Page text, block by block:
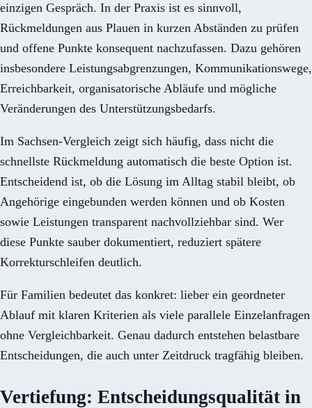
einzigen Gespräch. In der Praxis ist es sinnvoll,
Rückmeldungen aus Plauen in kurzen Abständen zu prüfen
und offene Punkte konsequent nachzufassen. Dazu gehören
insbesondere Leistungsabgrenzungen, Kommunikationswege,
Erreichbarkeit, organisatorische Abläufe und mögliche
Veränderungen des Unterstützungsbedarfs.
Im Sachsen-Vergleich zeigt sich häufig, dass nicht die
schnellste Rückmeldung automatisch die beste Option ist.
Entscheidend ist, ob die Lösung im Alltag stabil bleibt, ob
Angehörige eingebunden werden können und ob Kosten
sowie Leistungen transparent nachvollziehbar sind. Wer
diese Punkte sauber dokumentiert, reduziert spätere
Korrekturschleifen deutlich.
Für Familien bedeutet das konkret: lieber ein geordneter
Ablauf mit klaren Kriterien als viele parallele Einzelanfragen
ohne Vergleichbarkeit. Genau dadurch entstehen belastbare
Entscheidungen, die auch unter Zeitdruck tragfähig bleiben.
Vertiefung: Entscheidungsqualität in